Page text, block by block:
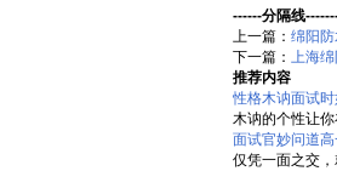
------分隔线
上一篇： 绵阳
下一篇： 上海
推荐内容
性格木讷面试
木讷的个性让
面试官妙问道
仅凭一面之交